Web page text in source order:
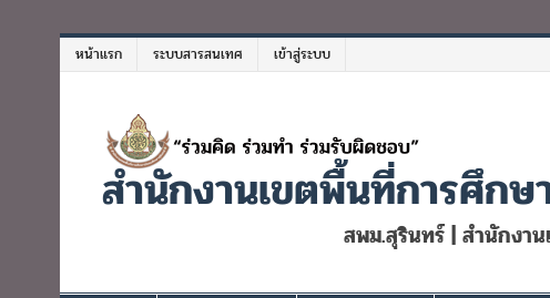
หน้าแรก ระบบสารสนเทศ เข้าสู่ระบบ
สำนักงานเขตพื้นที่การศึก
สพม.สุรินทร์ | สำนักงา